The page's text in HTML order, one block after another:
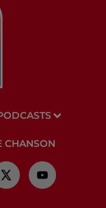
CHANSON